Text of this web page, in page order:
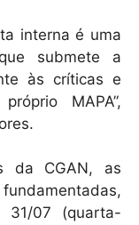
interna é uma
submete a
às críticas e
MAPA”,
da CGAN, as
31/07 (quarta-